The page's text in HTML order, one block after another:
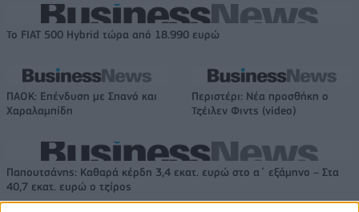
Το FIAT 500 Hybrid τώρα από 18.990 ευρώ
ΠΑΟΚ: Επένδυση με Σπανό και
Χαραλαμπίδη
Περιστέρι: Νέα προσθήκη ο
Τζέιλεν Φιντς (video)
Παπουτσάνης: Καθαρά κέρδη 3,4 εκατ. ευρώ στο α΄ εξάμηνο – Στα
40,7 εκατ. ευρώ ο τζίρος